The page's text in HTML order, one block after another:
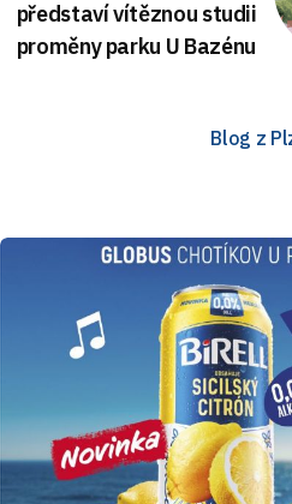
představí vítěznou studii
proměny parku U Bazénu
Blog z